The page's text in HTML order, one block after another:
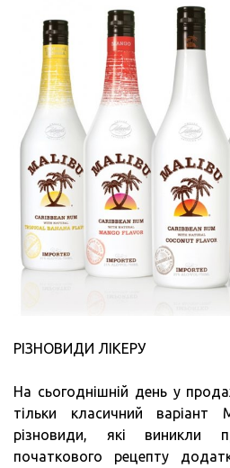
РІЗНОВИДИ ЛІКЕРУ
На сьогоднішній день у
тільки класичний
різновиди, які виникли
початкового рецепту